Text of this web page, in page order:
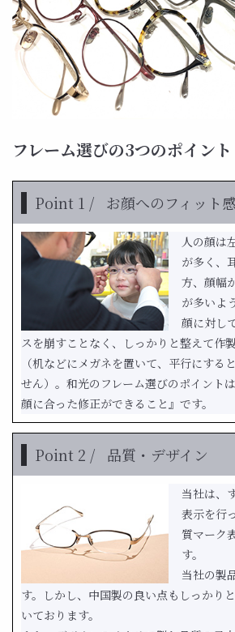
フレーム選びの3つのポイント
Point 1 / お顔へのフィット感
人の顔は
が多く、
方、顔幅
が多いよ
顔に対し
スを崩すことなく、しっかりと整えて作
（机などにメガネを置いて、平行にする
せん）。和光のフレーム選びのポイント
顔に合った修正ができること』です。
Point 2 / 品質・デザイン
当社は、
表示を行
質マーク
す。
当社の製
す。しかし、中国製の良い点もしっかり
いております。